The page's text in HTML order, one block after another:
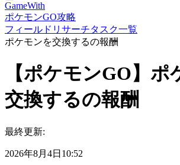
GameWith
ポケモンGO攻略
フィールドリサーチタスク一覧
ポケモンを交換するの報酬
【ポケモンGO】ポ
交換するの報酬
最終更新:
2026年8月4日10:52